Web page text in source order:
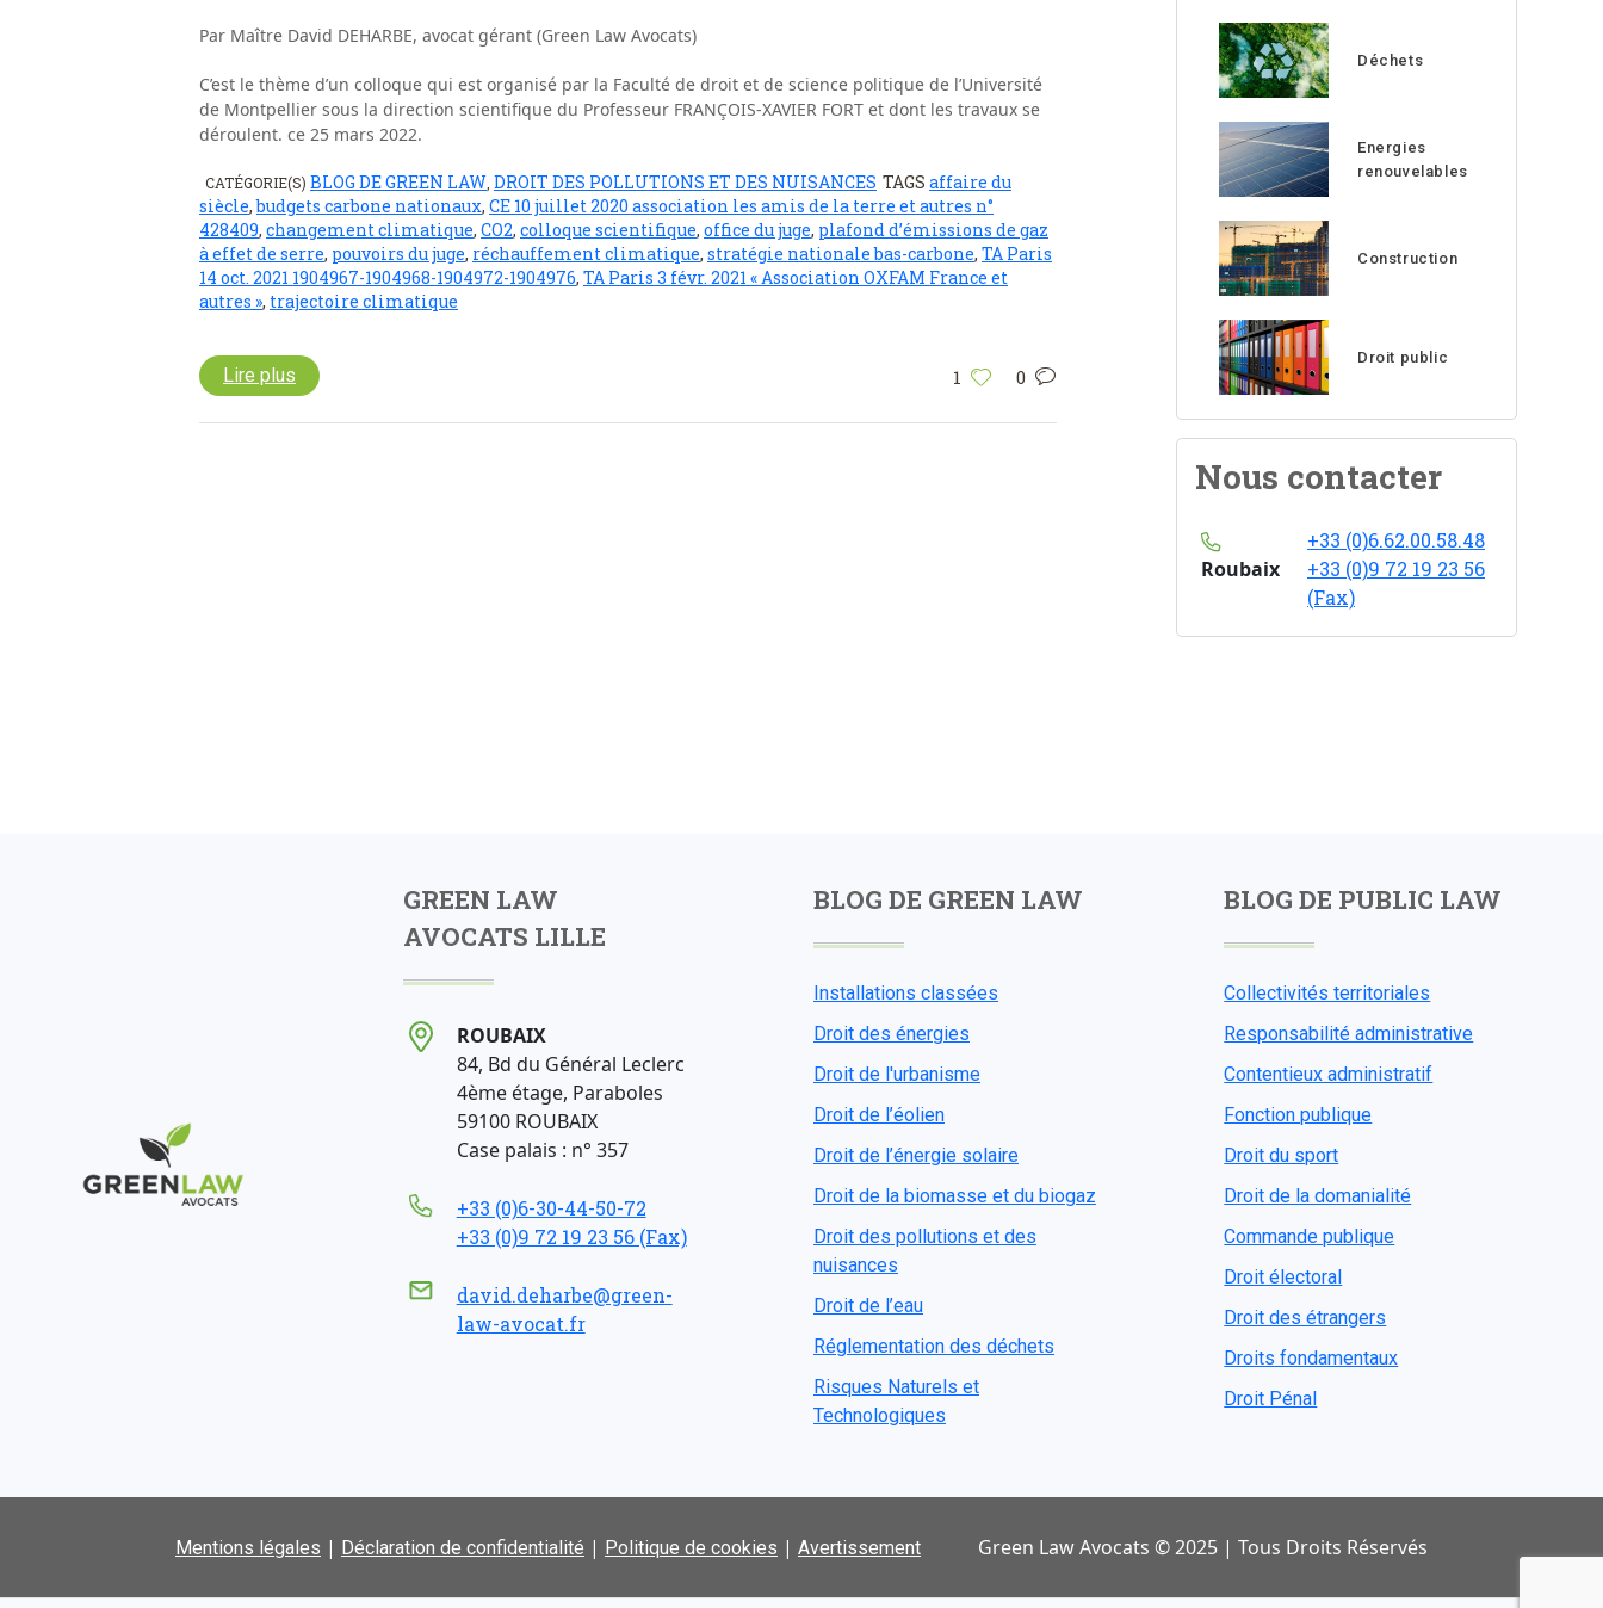
Par Maître David DEHARBE, avocat gérant (Green Law Avocats)
C’est le thème d’un colloque qui est organisé par la Faculté de droit et de science politique de l’Université
de Montpellier sous la direction scientifique du Professeur FRANÇOIS-XAVIER FORT et dont les travaux se
déroulent. ce 25 mars 2022.
CATÉGORIE(S) BLOG DE GREEN LAW DROIT DES POLLUTIONS ET DES NUISANCES TAGS affaire du
siècle,budgets carbone nationaux, CE 10 juillet 2020 association les amis de la terre et autres n°
428409, changement climatique, CO2, colloque scientifique, office du juge, plafond d’émissions de gaz
à effet de serre, pouvoirs du juge, réchauffement climatique, stratégie nationale bas-carbone, TA Paris
14 oct. 2021 1904967-1904968-1904972-1904976, TA Paris 3 févr. 2021 « Association OXFAM France et
autres », trajectoire climatique
1 0
Lire plus
Déchets
Energies
renouvelables
Construction
Droit public
Nous contacter
Roubaix
+33 (0)6.62.00.58.48
+33 (0)9 72 19 23 56
(Fax)
GREEN LAW
AVOCATS LILLE
ROUBAIX
84, Bd du Général Leclerc
4ème étage, Paraboles
59100 ROUBAIX
Case palais : n° 357
+33 (0)6-30-44-50-72
+33 (0)9 72 19 23 56 (Fax)
david.deharbe@green-
law-avocat.fr
BLOG DE GREEN LAW
Installations classées
Droit des énergies
Droit de l'urbanisme
Droit de l’éolien
Droit de l’énergie solaire
Droit de la biomasse et du biogaz
Droit des pollutions et des
nuisances
Droit de l’eau
Réglementation des déchets
Risques Naturels et
Technologiques
BLOG DE PUBLIC LAW
Collectivités territoriales
Responsabilité administrative
Contentieux administratif
Fonction publique
Droit du sport
Droit de la domanialité
Commande publique
Droit électoral
Droit des étrangers
Droits fondamentaux
Droit Pénal
Mentions légales | Déclaration de confidentialité | Politique de cookies | Avertissement Green Law Avocats © 2025 | Tous Droits Réservés